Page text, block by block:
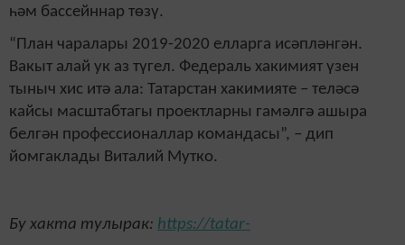
һәм бассейннар төзү.
“План чаралары 2019-2020 елларга исәпләнгән.
Вакыт алай ук аз түгел. Федераль хакимият үзен
тыныч хис итә ала: Татарстан хакимияте – теләсә
кайсы масштабтагы проектларны гамәлгә ашыра
белгән профессионаллар командасы”, – дип
йомгаклады Виталий Мутко.
Бу хакта тулырак: https://tatar-